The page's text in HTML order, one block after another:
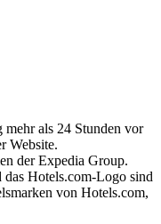
als 24 Stunden vor
Website.
der Expedia Group.
Hotels.com-Logo sind
von Hotels.com,